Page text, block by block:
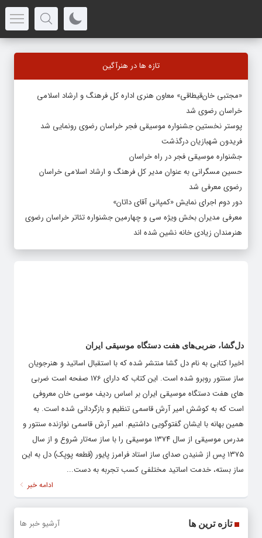
تازه ها در هنرآگین
«مجتبی خان‌قیطاقی» معاون هنری اداره کل فرهنگ و ارشاد اسلامی
خراسان رضوی شد
پوستر نخستین جشنواره موسیقی فجر خراسان رضوی رونمایی شد
فریدون شهبازیان درگذشت
جشنواره موسیقی فجر در راه خراسان
حسین مسگرانی به عنوان مدیر کل فرهنگ و ارشاد اسلامی خراسان
رضوی معرفی شد
دور دوم اجرای نمایش «کمپانی آقای داتان»
معرفی مدیران بخش ویژه سی و چهارمین جشنواره تئاتر خراسان رضوی
هنرمندان زیادی خانه نشین شده اند
دل‌گشا، ضربی‌های هفت دستگاه موسیقی ایران
اخیرا کتابی به نام دل گشا منتشر شده که با استقبال اساتید و هنرجویان
ساز سنتور روبرو شده است. این کتاب که دارای 176 صفحه است ضربی
های هفت دستگاه موسیقی ایران بر اساس ردیف موسی خان معروفی
است که به کوشش امیر آرش قاسمی تنظیم و بازگردانی شده است. به
همین بهانه با ایشان گفتوگویی داشتیم. امیر آرش قاسمی نوازنده سنتور و
مدرس موسیقی از سال ١٣٧۴ موسیقی را با ساز سه‌تار شروع و از سال
١٣٧۵ پس از شنیدن صدای ساز استاد فرامرز پایور (قطعه پوپک) دل به این
ساز بسته، خدمت اساتید مختلفی کسب تجربه به دست...
ادامه خبر
تازه ترین ها آرشیو خبر ها